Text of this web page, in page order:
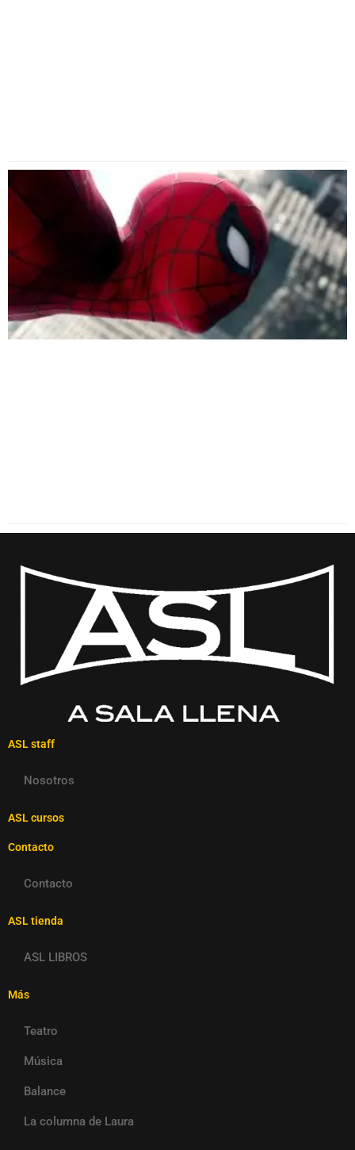
ASL staff
Nosotros
ASL cursos
Contacto
Contacto
ASL tienda
ASL LIBROS
Más
Teatro
Música
Balance
La columna de Laura